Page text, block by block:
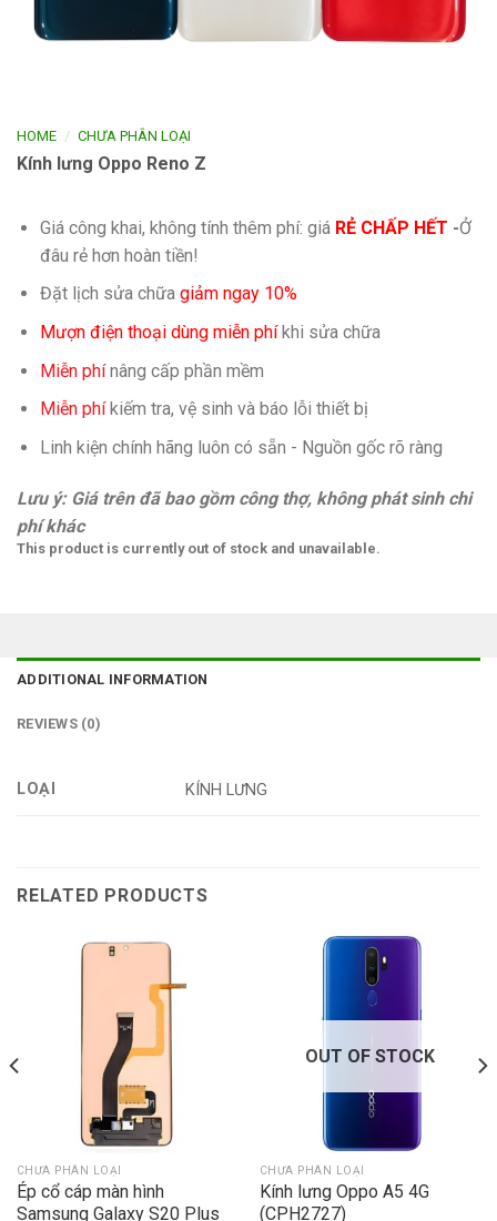
HOME / CHƯA PHÂN LOẠI
Kính lưng Oppo Reno Z
Giá công khai, không tính thêm phí: giá RẺ CHẤP HẾT -Ở
đâu rẻ hơn hoàn tiền!
Đặt lịch sửa chữa giảm ngay 10%
Mượn điện thoại dùng miễn phíkhi sửa chữa
Miễn phínâng cấp phần mềm
Miễn phíkiếm tra, vệ sinh và báo lỗi thiết bị
Linh kiện chính hãng luôn có sẵn - Nguồn gốc rõ ràng
Lưu ý: Giá trên đã bao gồm công thợ, không phát sinh chi
phí khác
This product is currently out of stock and unavailable.
ADDITIONAL INFORMATION
REVIEWS (0)
LOẠI KÍNH LƯNG
RELATED PRODUCTS
CHƯA PHÂN LOẠI
Ép cổ cáp màn hình
Samsung Galaxy S20 Plus
OUT OF STOCK
CHƯA PHÂN LOẠI
Kính lưng Oppo A5 4G
(CPH2727)